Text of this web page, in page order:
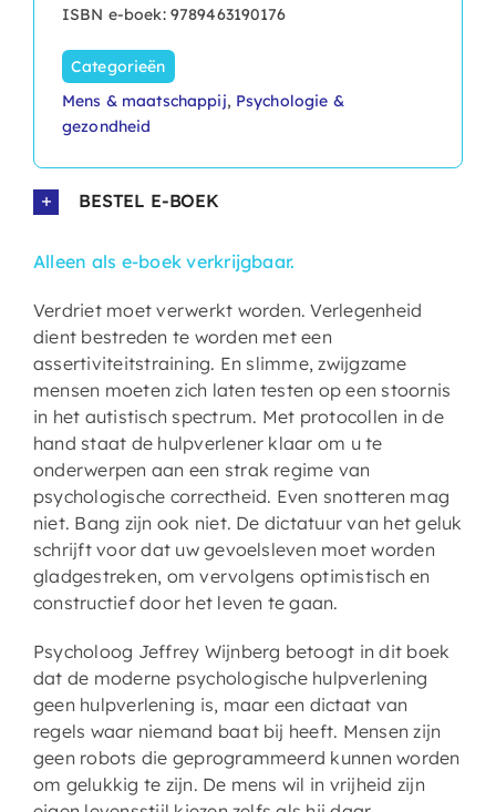
ISBN e-boek: 9789463190176
Categorieën
Mens & maatschappij, Psychologie &
gezondheid
BESTEL E-BOEK
Alleen als e-boek verkrijgbaar.
Verdriet moet verwerkt worden. Verlegenheid
dient bestreden te worden met een
assertiviteitstraining. En slimme, zwijgzame
mensen moeten zich laten testen op een stoornis
in het autistisch spectrum. Met protocollen in de
hand staat de hulpverlener klaar om u te
onderwerpen aan een strak regime van
psychologische correctheid. Even snotteren mag
niet. Bang zijn ook niet. De dictatuur van het geluk
schrijft voor dat uw gevoelsleven moet worden
gladgestreken, om vervolgens optimistisch en
constructief door het leven te gaan.
Psycholoog Jeffrey Wijnberg betoogt in dit boek
dat de moderne psychologische hulpverlening
geen hulpverlening is, maar een dictaat van
regels waar niemand baat bij heeft. Mensen zijn
geen robots die geprogrammeerd kunnen worden
om gelukkig te zijn. De mens wil in vrijheid zijn